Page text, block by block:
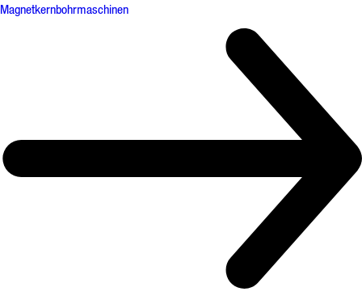
Magnetkernbohrmaschinen